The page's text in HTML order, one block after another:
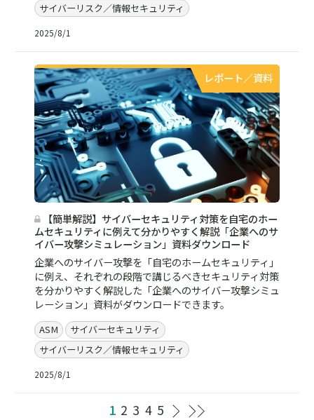
サイバーリスク／情報セキュリティ
2025/8/1
レポート／資料
【簡単解説】サイバーセキュリティ対策を自宅のホー
ムセキュリティに例えて分かりやすく解説「企業へのサ
イバー攻撃シミュレーション」資料ダウンロード
企業へのサイバー攻撃を「自宅のホームセキュリティ」
に例え、それぞれの段階で講じるべきセキュリティ対策
を分かりやすく解説した「企業へのサイバー攻撃シミュ
レーション」資料がダウンロードできます。
ASM
サイバーセキュリティ
サイバーリスク／情報セキュリティ
2025/8/1
1 2 3 4 5